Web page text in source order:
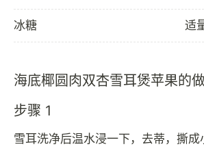
冰糖 适
海底椰圆肉双杏雪耳煲苹果的
步骤 1
雪耳洗净后温水浸一下，去蒂，撕成